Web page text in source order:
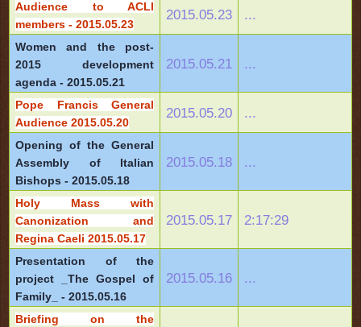
Audience to ACLI
members - 2015.05.23
2015.05.23 ...
Women and the post-
2015 development
agenda - 2015.05.21
2015.05.21 ...
Pope Francis General
Audience 2015.05.20
2015.05.20 ...
Opening of the General
Assembly of Italian
Bishops - 2015.05.18
2015.05.18 ...
Holy Mass with
Canonization and
Regina Caeli 2015.05.17
2015.05.17 2:17:29
Presentation of the
project _The Gospel of
Family_ - 2015.05.16
2015.05.16 ...
Briefing on the